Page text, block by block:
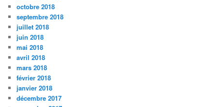
octobre 2018
septembre 2018
juillet 2018
juin 2018
mai 2018
avril 2018
mars 2018
février 2018
janvier 2018
décembre 2017